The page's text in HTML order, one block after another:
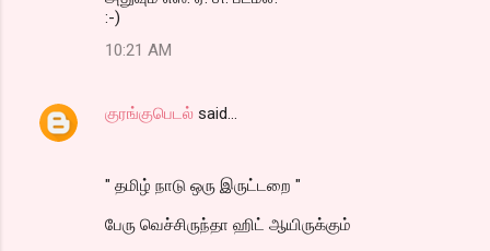
:-)
10:21 AM
குரங்குபெடல் said…
" தமிழ் நாடு ஒரு இருட்டறை "
பேரு வெச்சிருந்தா ஹிட் ஆயிருக்கும்